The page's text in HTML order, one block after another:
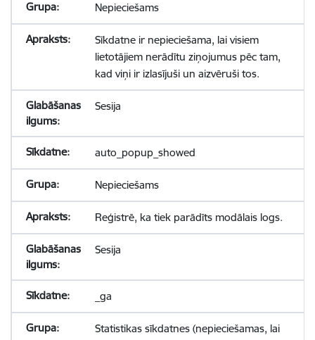
Nepieciešams
Sīkdatne ir nepieciešama, lai visiem
lietotājiem nerādītu ziņojumus pēc tam,
kad viņi ir izlasījuši un aizvēruši tos.
Sesija
auto_popup_showed
Nepieciešams
Reģistrē, ka tiek parādīts modālais logs.
Sesija
_ga
Statistikas sīkdatnes (nepieciešamas, lai